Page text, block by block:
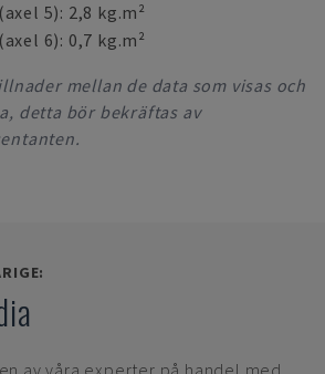
5): 2,8 kg.m²
6): 0,7 kg.m²
mellan de data som visas och
detta bör bekräftas av
av våra experter på handel med